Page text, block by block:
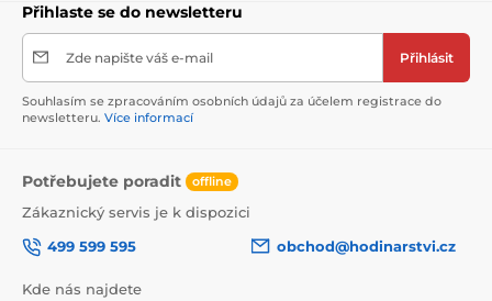
Přihlaste se do newsletteru
Zde napište váš e-mail Přihlásit
Souhlasím se zpracováním osobních údajů za účelem registrace do
newsletteru. Více informací
Potřebujete poradit offline
Zákaznický servis je k dispozici
499 599 595
obchod@hodinarstvi.cz
Kde nás najdete